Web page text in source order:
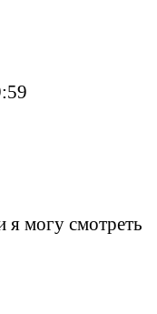
я могу смотреть